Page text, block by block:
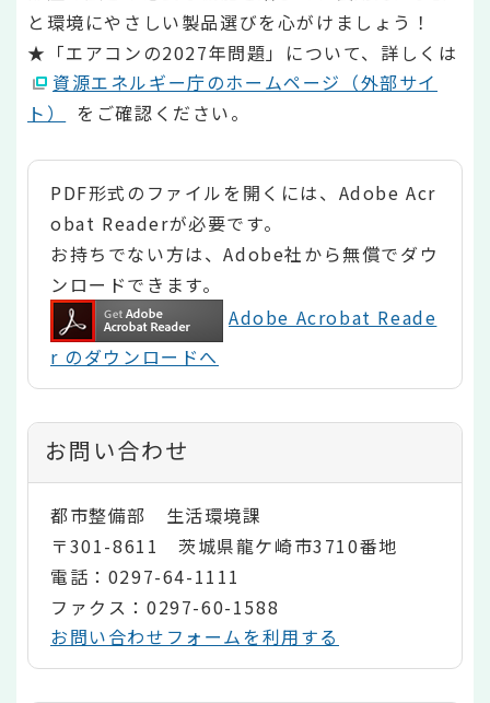
と環境にやさしい製品選びを心がけましょう！
★「エアコンの2027年問題」について、詳しくは
資源エネルギー庁のホームページ（外部サイ
ト）
をご確認ください。
PDF形式のファイルを開くには、Adobe Acr
obat Readerが必要です。
お持ちでない方は、Adobe社から無償でダウ
ンロードできます。
Adobe Acrobat Reade
r のダウンロードへ
お問い合わせ
都市整備部 生活環境課
〒301-8611 茨城県龍ケ崎市3710番地
電話：0297-64-1111
ファクス：0297-60-1588
お問い合わせフォームを利用する